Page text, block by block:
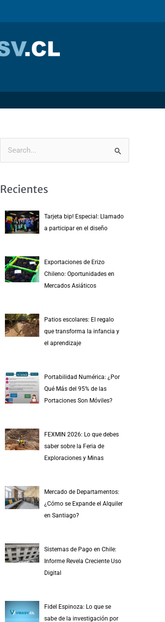
Recientes
Tarjeta bip! Especial: Llamado
a participar en el diseño
Exportaciones de Erizo
Chileno: Oportunidades en
Mercados Asiáticos
Patios escolares: El regalo
que transforma la infancia y
el aprendizaje
Portabilidad Numérica: ¿Por
Qué Más del 95% de las
Portaciones Son Móviles?
FEXMIN 2026: Lo que debes
saber sobre la Feria de
Exploraciones y Minas
Mercado de Departamentos:
¿Cómo se Expande el Alquiler
en Santiago?
Sistemas de Pago en Chile:
Informe Revela Creciente Uso
Digital
Fidel Espinoza: Lo que se
sabe de la investigación por